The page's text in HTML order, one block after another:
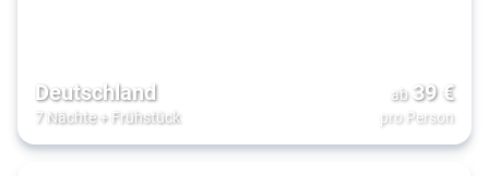
Deutschland
7 Nächte+ Frühstück
ab 39€
pro Person